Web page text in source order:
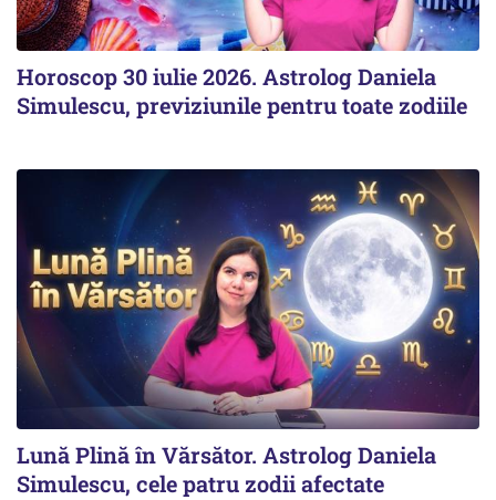
Horoscop 30 iulie 2026. Astrolog Daniela
Simulescu, previziunile pentru toate zodiile
Lună Plină în Vărsător. Astrolog Daniela
Simulescu, cele patru zodii afectate